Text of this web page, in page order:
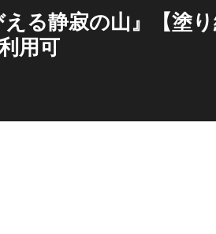
る静寂の山』【塗
用可